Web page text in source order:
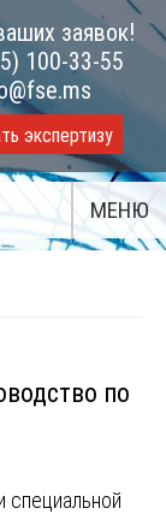
заявок!
100-33-55
экспертизу
МЕНЮ
по